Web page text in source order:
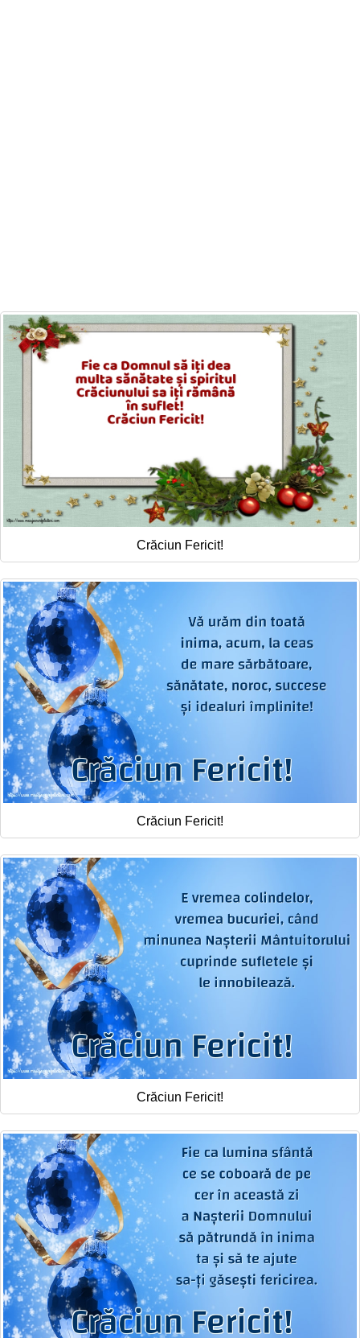
Crăciun Fericit!
Crăciun Fericit!
Crăciun Fericit!